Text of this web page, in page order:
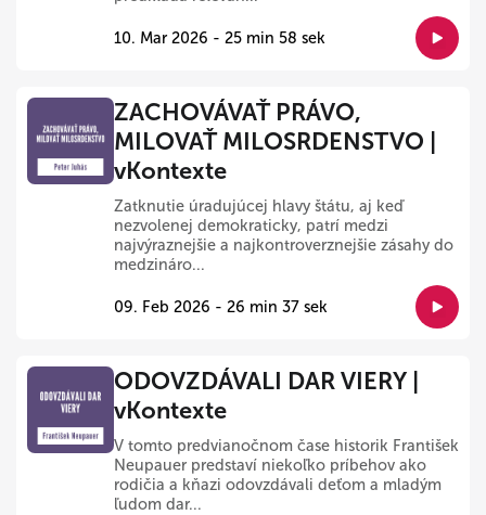
10. Mar 2026 - 25 min 58 sek
ZACHOVÁVAŤ PRÁVO,
MILOVAŤ MILOSRDENSTVO |
vKontexte
Zatknutie úradujúcej hlavy štátu, aj keď
nezvolenej demokraticky, patrí medzi
najvýraznejšie a najkontroverznejšie zásahy do
medzináro...
09. Feb 2026 - 26 min 37 sek
ODOVZDÁVALI DAR VIERY |
vKontexte
V tomto predvianočnom čase historik František
Neupauer predstaví niekoľko príbehov ako
rodičia a kňazi odovzdávali deťom a mladým
ľudom dar...